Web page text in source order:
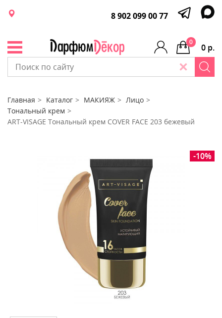
8 902 099 00 77
0 р.
0
Главная Каталог МАКИЯЖ
Лицо
Тональный крем
ART-VISAGE Тональный крем COVER FACE 203 бежевый
-10%